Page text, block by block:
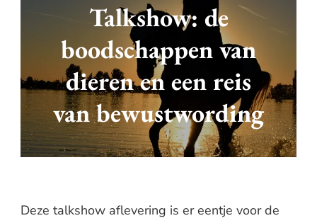
Talkshow: de
boodschappen van
dieren en een reis
van bewustwording
Deze talkshow aflevering is er eentje voor de